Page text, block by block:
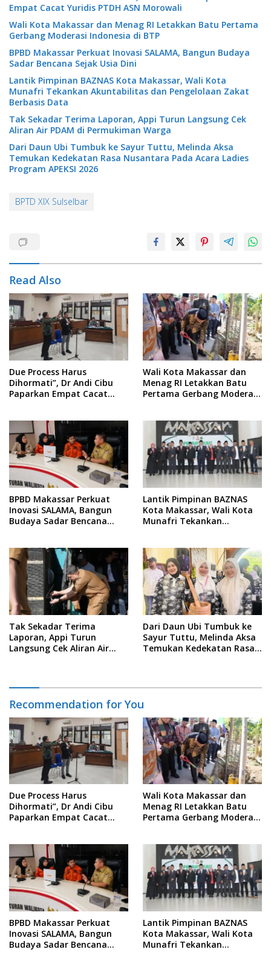
Empat Cacat Yuridis PTDH ASN Morowali
Wali Kota Makassar dan Menag RI Letakkan Batu Pertama
Gerbang Moderasi Indonesia di BTP
BPBD Makassar Perkuat Inovasi SALAMA, Bangun Budaya
Sadar Bencana Sejak Usia Dini
Lantik Pimpinan BAZNAS Kota Makassar, Wali Kota
Munafri Tekankan Akuntabilitas dan Pengelolaan Zakat
Berbasis Data
Tak Sekadar Terima Laporan, Appi Turun Langsung Cek
Aliran Air PDAM di Permukiman Warga
Dari Daun Ubi Tumbuk ke Sayur Tuttu, Melinda Aksa
Temukan Kedekatan Rasa Nusantara Pada Acara Ladies
Program APEKSI 2026
BPTD XIX Sulselbar
Read Also
Due Process Harus
Dihormati”, Dr Andi Cibu
Paparkan Empat Cacat
Wali Kota Makassar dan
Menag RI Letakkan Batu
Pertama Gerbang Moderasi
BPBD Makassar Perkuat
Inovasi SALAMA, Bangun
Budaya Sadar Bencana
Lantik Pimpinan BAZNAS
Kota Makassar, Wali Kota
Munafri Tekankan
Data
Tak Sekadar Terima
Laporan, Appi Turun
Langsung Cek Aliran Air
Dari Daun Ubi Tumbuk ke
Sayur Tuttu, Melinda Aksa
Temukan Kedekatan Rasa
Recommendation for You
Due Process Harus
Dihormati”, Dr Andi Cibu
Paparkan Empat Cacat
Wali Kota Makassar dan
Menag RI Letakkan Batu
Pertama Gerbang Moderasi
BPBD Makassar Perkuat
Inovasi SALAMA, Bangun
Budaya Sadar Bencana
Lantik Pimpinan BAZNAS
Kota Makassar, Wali Kota
Munafri Tekankan